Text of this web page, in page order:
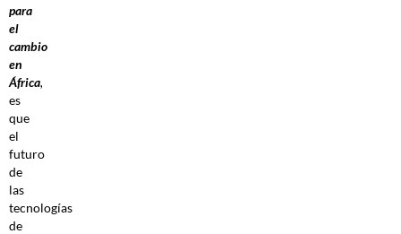
para
el
cambio
en
África,
es
que
el
futuro
de
las
tecnologías
de